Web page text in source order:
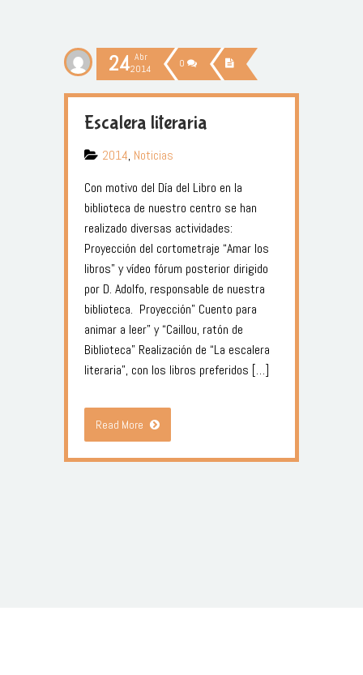
24 Abr
2014
0
Escalera literaria
2014, Noticias
Con motivo del Día del Libro en la
biblioteca de nuestro centro se han
realizado diversas actividades:
Proyección del cortometraje “Amar los
libros” y vídeo fórum posterior dirigido
por D. Adolfo, responsable de nuestra
biblioteca. Proyección” Cuento para
animar a leer” y “Caillou, ratón de
Biblioteca” Realización de “La escalera
literaria”, con los libros preferidos […]
Read More